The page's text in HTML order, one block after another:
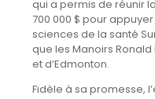
qui a permis de réunir
700 000 $ pour
sciences de la santé
que les Manoirs
et d’Edmonton.
Fidèle à sa promesse,